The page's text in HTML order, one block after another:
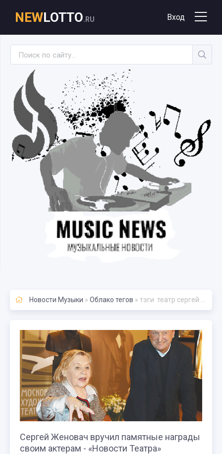
NEWLOTTO.RU Вход
Новости Музыки » Облако тегов » тэги театр сергей женовач вручил памятные награды своим актерам
Сергей Женовач вручил памятные награды
своим актерам - «Новости Театра»